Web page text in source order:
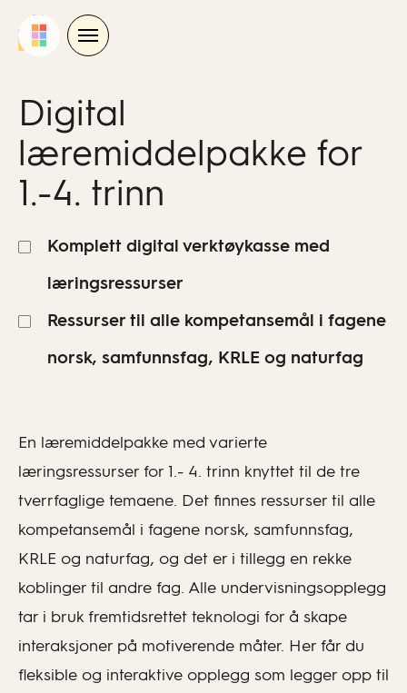
Digital
læremiddelpakke for
1.-4. trinn
Komplett digital verktøykasse med
læringsressurser
Ressurser til alle kompetansemål i fagene
norsk, samfunnsfag, KRLE og naturfag
En læremiddelpakke med varierte
læringsressurser for 1.- 4. trinn knyttet til de tre
tverrfaglige temaene. Det finnes ressurser til alle
kompetansemål i fagene norsk, samfunnsfag,
KRLE og naturfag, og det er i tillegg en rekke
koblinger til andre fag. Alle undervisningsopplegg
tar i bruk fremtidsrettet teknologi for å skape
interaksjoner på motiverende måter. Her får du
fleksible og interaktive opplegg som legger opp til